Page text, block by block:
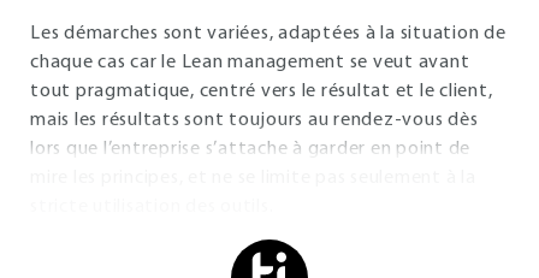
Les démarches sont variées, adaptées à la situation de
chaque cas car le Lean management se veut avant
tout pragmatique, centré vers le résultat et le client,
mais les résultats sont toujours au rendez-vous dès
lors que l’entreprise s’attache à garder en point de